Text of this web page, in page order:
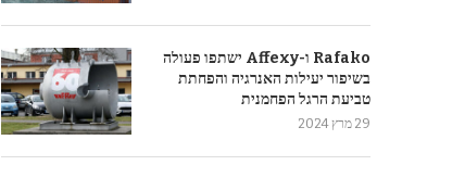
Rafako ו-Affexy ישתפו פעולה
בשיפור יעילות האנרגיה והפחתת
טביעת הרגל הפחמנית
29 מרץ 2024